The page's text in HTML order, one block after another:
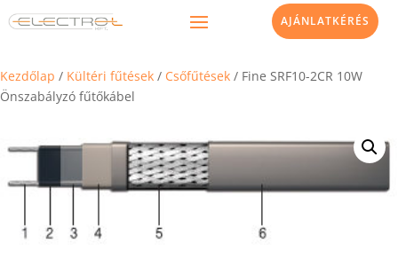
AJÁNLATKÉRÉS
Kezdőlap / Kültéri fűtések / Csőfűtések / Fine SRF10-2CR 10W
Önszabályzó fűtőkábel